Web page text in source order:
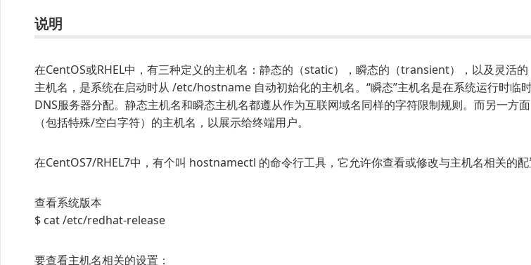
说明
在CentOS或RHEL中，有三种定义的主机名：静态的（static），瞬态的（transient），以及灵活
主机名，是系统在启动时从 /etc/hostname 自动初始化的主机名。“瞬态”主机名是在系统运行时临
DNS服务器分配。静态主机名和瞬态主机名都遵从作为互联网域名同样的字符限制规则。而另一方
（包括特殊/空白字符）的主机名，以展示给终端用户。
在CentOS7/RHEL7中，有个叫 hostnamectl 的命令行工具，它允许你查看或修改与主机名相关的配
查看系统版本
$ cat /etc/redhat-release
要查看主机名相关的设置：